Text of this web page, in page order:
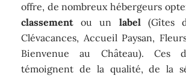
offre, de nombreux hébergeurs
classement ou un label(Gîtes
Clévacances, Accueil Paysan,
Bienvenue au Château). Ces
témoignent de la qualité, de la